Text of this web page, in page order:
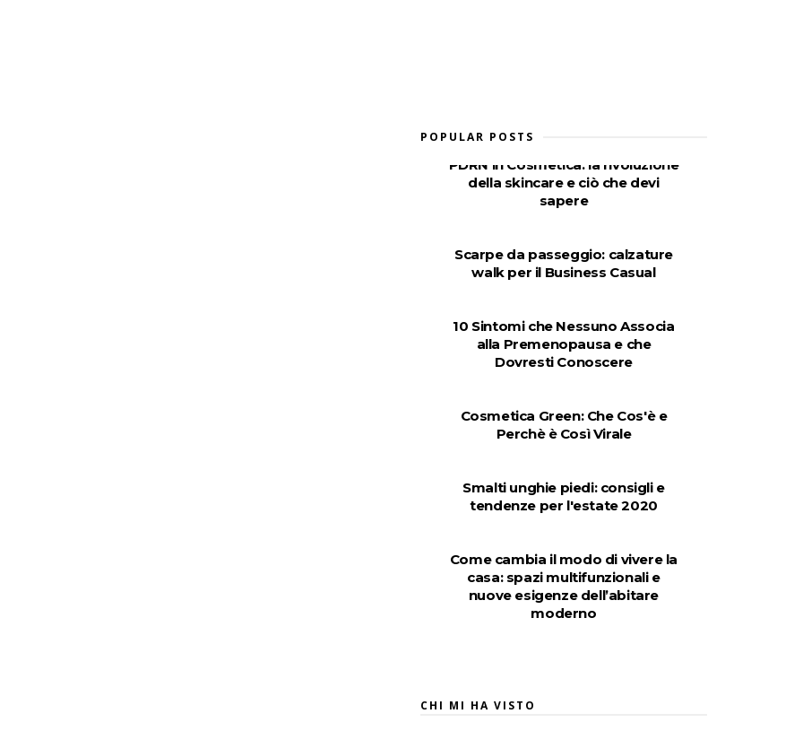
POPULAR POSTS
PDRN in Cosmetica: la rivoluzione
della skincare e ciò che devi
sapere
Scarpe da passeggio: calzature
walk per il Business Casual
10 Sintomi che Nessuno Associa
alla Premenopausa e che
Dovresti Conoscere
Cosmetica Green: Che Cos'è e
Perchè è Così Virale
Smalti unghie piedi: consigli e
tendenze per l'estate 2020
Come cambia il modo di vivere la
casa: spazi multifunzionali e
nuove esigenze dell’abitare
moderno
CHI MI HA VISTO